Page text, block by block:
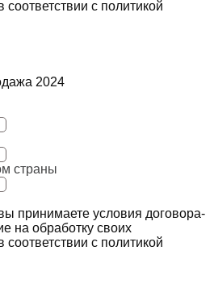
с политикой
2024
страны
принимаете условия договора-
на обработку своих
с политикой